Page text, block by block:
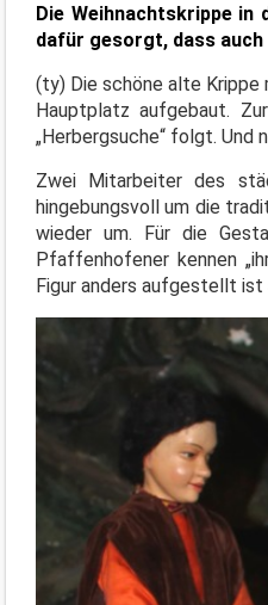
Die Weihnachtskrippe
dafür gesorgt, dass
(ty) Die schöne alte
Hauptplatz aufgebaut.
„Herbergsuche“ folgt. Und
Zwei Mitarbeiter des
hingebungsvoll um die
wieder um. Für die
Pfaffenhofener kennen
Figur anders aufgestellt